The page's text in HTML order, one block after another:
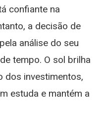
confiante na
a decisão de
análise do seu
tempo. O sol brilha
dos investimentos,
estuda e mantém a